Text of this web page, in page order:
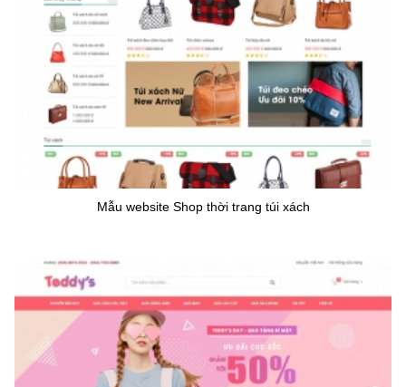
Mẫu website Shop thời trang túi xách